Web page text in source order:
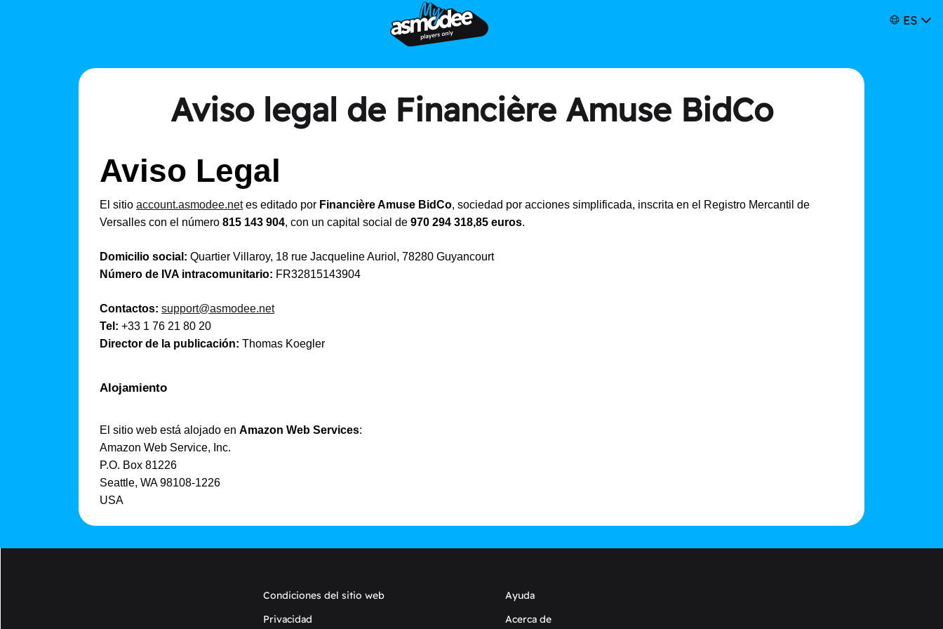
ES
Aviso legal de Financière Amuse BidCo
Aviso Legal
El sitio account.asmodee.netes editado por Financière Amuse BidCo, sociedad por acciones simplificada, inscrita en el Registro Mercantil de
Versalles con el número 815 143 904, con un capital social de 970 294 318,85 euros.
Domicilio social: Quartier Villaroy, 18 rue Jacqueline Auriol, 78280 Guyancourt
Número de IVA intracomunitario: FR32815143904
Contactos: support@asmodee.net
Tel: +33 1 76 21 80 20
Director de la publicación: Thomas Koegler
Alojamiento
El sitio web está alojado en Amazon Web Services:
Amazon Web Service, Inc.
P.O. Box 81226
Seattle, WA 98108-1226
USA
Condiciones del sitio web
Privacidad
Ayuda
Acerca de